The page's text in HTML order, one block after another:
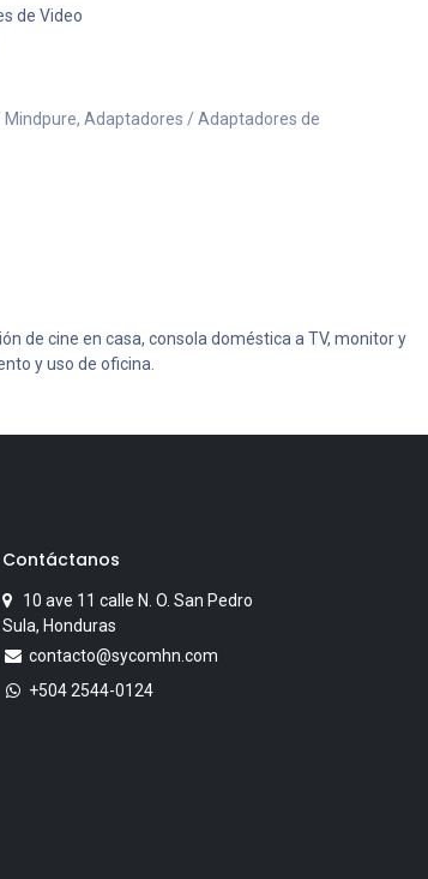
de Video
Mindpure, Adaptadores / Adaptadores de
de cine en casa, consola doméstica a TV, monitor y
y uso de oficina.
Contáctanos
10 ave 11 calle N. O. San Pedro
Sula, Honduras
contacto@sycomhn.com
+504 2544-0124